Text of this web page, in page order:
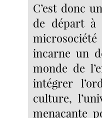
C’est donc
de départ à
incarne un
monde de
intégrer
culture,
menaçante